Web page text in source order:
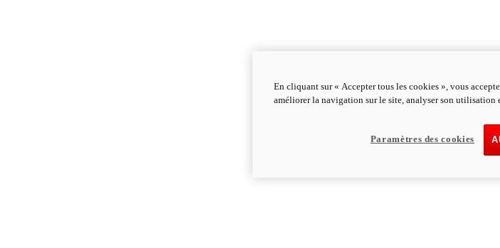
En cliquant sur « Accepter tous les cookies », vous
améliorer la navigation sur le site, analyser son utilisation
Paramètres des cookies